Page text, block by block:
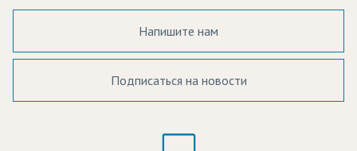
Напишите нам
Подписаться на новости